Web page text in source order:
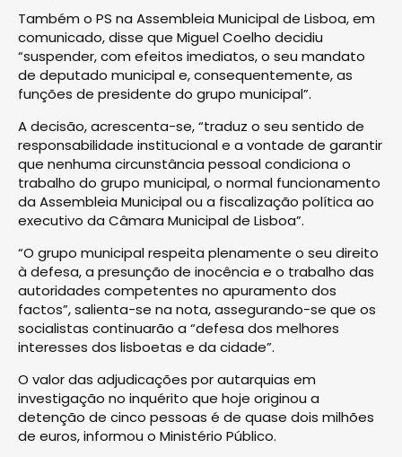
Também o PS na Assembleia Municipal de Lisboa, em
comunicado, disse que Miguel Coelho decidiu
“suspender, com efeitos imediatos, o seu mandato
de deputado municipal e, consequentemente, as
funções de presidente do grupo municipal”.
A decisão, acrescenta-se, “traduz o seu sentido de
responsabilidade institucional e a vontade de garantir
que nenhuma circunstância pessoal condiciona o
trabalho do grupo municipal, o normal funcionamento
da Assembleia Municipal ou a fiscalização política ao
executivo da Câmara Municipal de Lisboa”.
“O grupo municipal respeita plenamente o seu direito
à defesa, a presunção de inocência e o trabalho das
autoridades competentes no apuramento dos
factos”, salienta-se na nota, assegurando-se que os
socialistas continuarão a “defesa dos melhores
interesses dos lisboetas e da cidade”.
O valor das adjudicações por autarquias em
investigação no inquérito que hoje originou a
detenção de cinco pessoas é de quase dois milhões
de euros, informou o Ministério Público.